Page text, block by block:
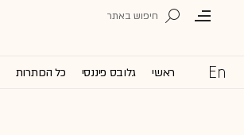
ראשי גלובס פיננסי כל הכותרות